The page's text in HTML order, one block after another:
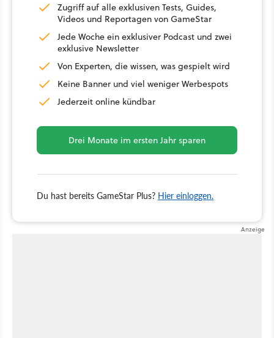
Zugriff auf alle exklusiven Tests, Guides,
Videos und Reportagen von GameStar
Jede Woche ein exklusiver Podcast und zwei
exklusive Newsletter
Von Experten, die wissen, was gespielt wird
Keine Banner und viel weniger Werbespots
Jederzeit online kündbar
Drei Monate im ersten Jahr sparen
Du hast bereits GameStar Plus? Hier einloggen.